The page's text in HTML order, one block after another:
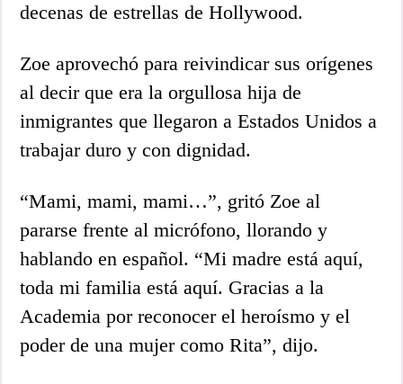
decenas de estrellas de Hollywood.
Zoe aprovechó para reivindicar sus orígenes
al decir que era la orgullosa hija de
inmigrantes que llegaron a Estados Unidos a
trabajar duro y con dignidad.
“Mami, mami, mami…”, gritó Zoe al
pararse frente al micrófono, llorando y
hablando en español. “Mi madre está aquí,
toda mi familia está aquí. Gracias a la
Academia por reconocer el heroísmo y el
poder de una mujer como Rita”, dijo.